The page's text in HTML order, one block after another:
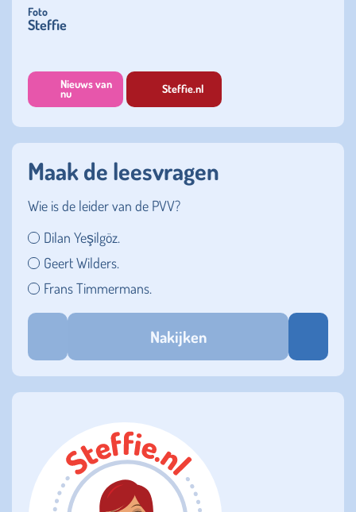
Foto
Steffie
Nieuws van
nu Steffie.nl
Maak de leesvragen
Wie is de leider van de PVV?
Dilan Yeşilgöz.
Geert Wilders.
Frans Timmermans.
Nakijken